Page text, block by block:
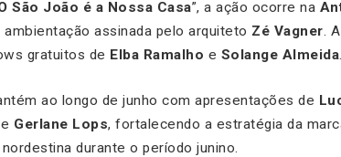
São João é a Nossa Casa”, a ação ocorre na
assinada pelo arquiteto Zé Vagner.
gratuitos de Elba Ramalho e Solange Almeida.
ao longo de junho com apresentações de
e Gerlane Lops, fortalecendo a estratégia da
durante o período junino.